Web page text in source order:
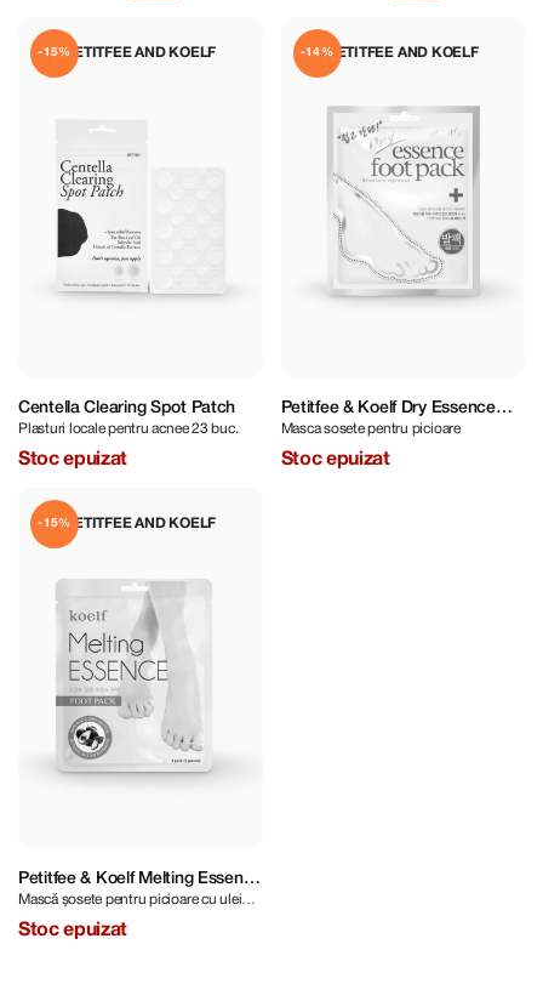
PETITFEE AND KOELF
-15%
Centella Clearing Spot Patch
Plasturi locale pentru acnee 23 buc.
Stoc epuizat
PETITFEE AND KOELF
-14%
Petitfee & Koelf Dry Essence
Foot Pack
Masca sosete pentru picioare
Stoc epuizat
PETITFEE AND KOELF
-15%
Petitfee & Koelf Melting Essence
Foot Pack
Mască șosete pentru picioare cu uleiuri
și extracte
Stoc epuizat